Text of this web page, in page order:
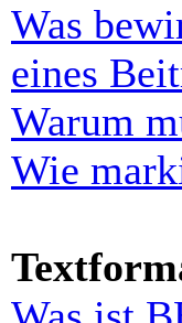
Was
eines
Warum
Wie